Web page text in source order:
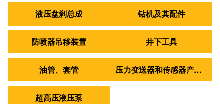
液压盘刹总成 钻机及其配件
防喷器吊移装置 井下工具
油管、套管 压力变送器和传感器产品组合
超高压液压泵